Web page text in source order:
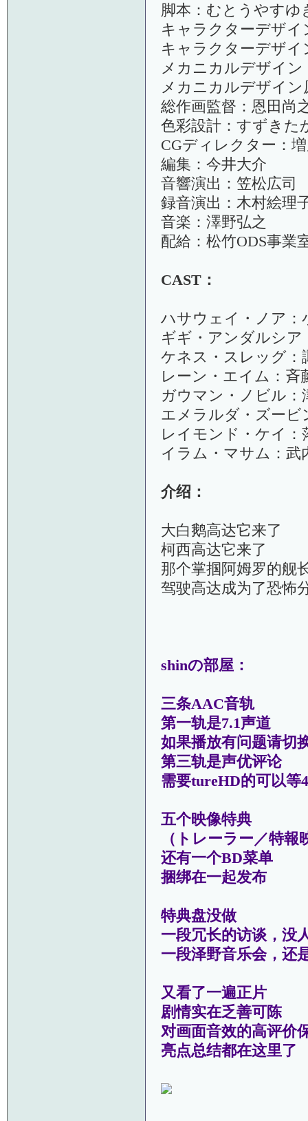
脚本：むとうやすゆ
キャラクターデザ
キャラクターデザイ
メカニカルデザイ
メカニカルデザイン
総作画監督：恩田尚
色彩設計：すずきた
CGディレクター：
編集：今井大介
音響演出：笠松広司
録音演出：木村絵理
音楽：澤野弘之
配給：松竹ODS事業
CAST：
ハサウェイ・ノア：
ギギ・アンダルシア
ケネス・スレッグ：
レーン・エイム：斉
ガウマン・ノビル：
エメラルダ・ズービ
レイモンド・ケイ：
イラム・マサム：武
介绍：
大白鹅高达它来了
柯西高达它来了
那个掌掴阿姆罗的舰
驾驶高达成为了恐怖
shinの部屋：
三条AAC音轨
第一轨是7.1声道
如果播放有问题请切
第三轨是声优评论
需要tureHD的可以等
五个映像特典
（トレーラー／特
还有一个BD菜单
捆绑在一起发布
特典盘没做
一段冗长的访谈，没
一段泽野音乐会，还
又看了一遍正片
剧情实在乏善可陈
对画面音效的高评价
亮点总结都在这里了